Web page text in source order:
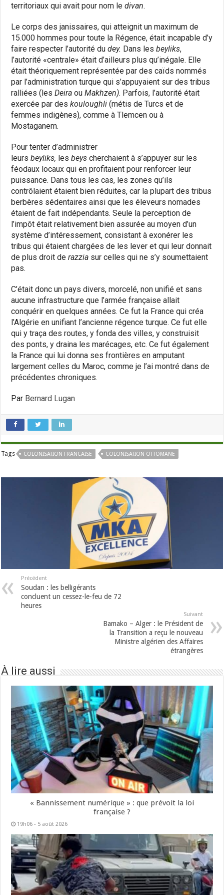
territoriaux qui avait pour nom ledivan.
Le corps des janissaires, qui atteignit un maximum de
15.000 hommes pour toute la Régence, était incapable d’y
faire respecter l’autorité dudey. Dans lesbeyliks,
l’autorité «centrale» était d’ailleurs plus qu’inégale. Elle
était théoriquement représentée par des caïds nommés
par l’administration turque qui s’appuyaient sur des tribus
ralliées (lesDeiraouMakhzen). Parfois, l’autorité était
exercée par deskouloughli (métis de Turcs et de
femmes indigènes), comme à Tlemcen ou à
Mostaganem.
Pour tenter d’administrer
leursbeyliks, lesbeyscherchaient à s’appuyer sur les
féodaux locaux qui en profitaient pour renforcer leur
puissance. Dans tous les cas, les zones qu’ils
contrôlaient étaient bien réduites, car la plupart des tribus
berbères sédentaires ainsi que les éleveurs nomades
étaient de fait indépendants. Seule la perception de
l’impôt était relativement bien assurée au moyen d’un
système d’intéressement, consistant à exonérer les
tribus qui étaient chargées de les lever et qui leur donnait
de plus droit derazzia sur celles qui ne s’y soumettaient
pas.
C’était donc un pays divers, morcelé, non unifié et sans
aucune infrastructure que l’armée française allait
conquérir en quelques années. Ce fut la France qui créa
l’Algérie en unifiant l’ancienne régence turque. Ce fut elle
qui y traça des routes, y fonda des villes, y construisit
des ponts, y draina les marécages, etc. Ce fut également
la France qui lui donna ses frontières en amputant
largement celles du Maroc, comme je l’ai montré dans de
précédentes chroniques.
Par Bernard Lugan
Tags COLONISATION FRANCAISE COLONISATION OTTOMANE
Précédent
Soudan : les belligérants
concluent un cessez-le-feu de 72
heures
Suivant
Bamako – Alger : le Président de
la Transition a reçu le nouveau
Ministre algérien des Affaires
étrangères
À lire aussi
« Bannissement numérique » : que prévoit la loi
française ?
19h06 - 5 août 2026